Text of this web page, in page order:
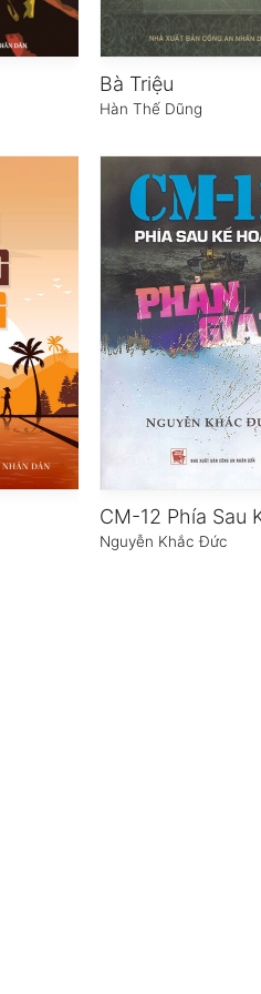
Bà Triệu
Hàn Thế Dũng
Nguyễn Khắc Đức